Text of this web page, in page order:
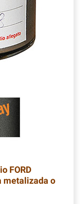
FORD
metalizada o